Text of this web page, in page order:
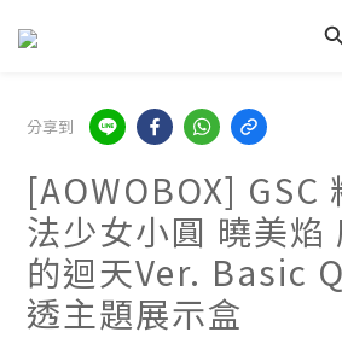
分享到
[AOWOBOX] GSC
法少女小圓 曉美焰
的迴天Ver. Basic
透主題展示盒